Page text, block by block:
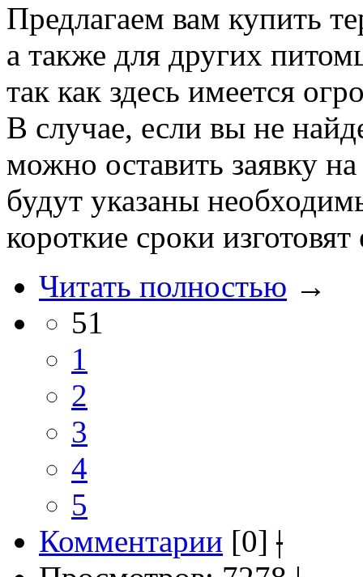
Предлагаем вам купить
а также для других
так как здесь имеется
В случае, если вы не
можно оставить заявку
будут указаны
короткие сроки изготовят
Читать полностью →
51
1
2
3
4
5
Комментарии [0] |